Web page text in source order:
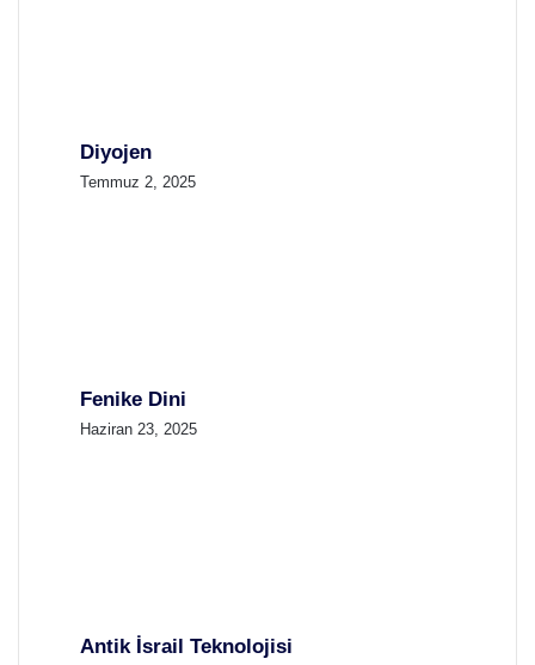
Diyojen
Temmuz 2, 2025
Fenike Dini
Haziran 23, 2025
Antik İsrail Teknolojisi